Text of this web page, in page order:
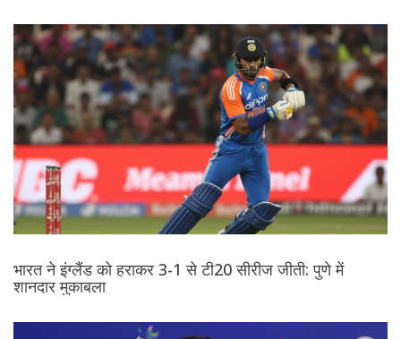
भारत ने इंग्लैंड को हराकर 3-1 से टी20 सीरीज जीती: पुणे में
शानदार मुकाबला